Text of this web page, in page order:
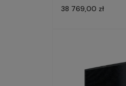
38 769,00 zł